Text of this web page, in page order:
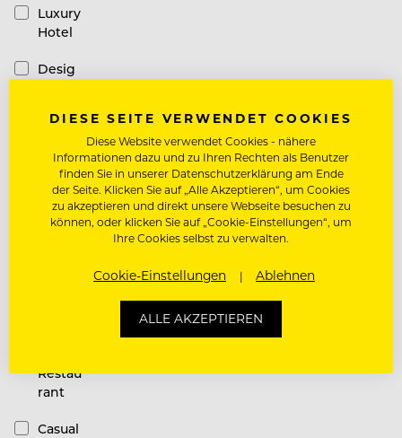
Luxury
Hotel
Desig
Hotel
Schiffe
Restau
rant
Casual
DIESE SEITE VERWENDET COOKIES
Diese Website verwendet Cookies - nähere
Informationen dazu und zu Ihren Rechten als Benutzer
finden Sie in unserer Datenschutzerklärung am Ende
der Seite. Klicken Sie auf „Alle Akzeptieren“, um Cookies
zu akzeptieren und direkt unsere Webseite besuchen zu
können, oder klicken Sie auf „Cookie-Einstellungen“, um
Ihre Cookies selbst zu verwalten.
Cookie-Einstellungen Ablehnen
ALLE AKZEPTIEREN